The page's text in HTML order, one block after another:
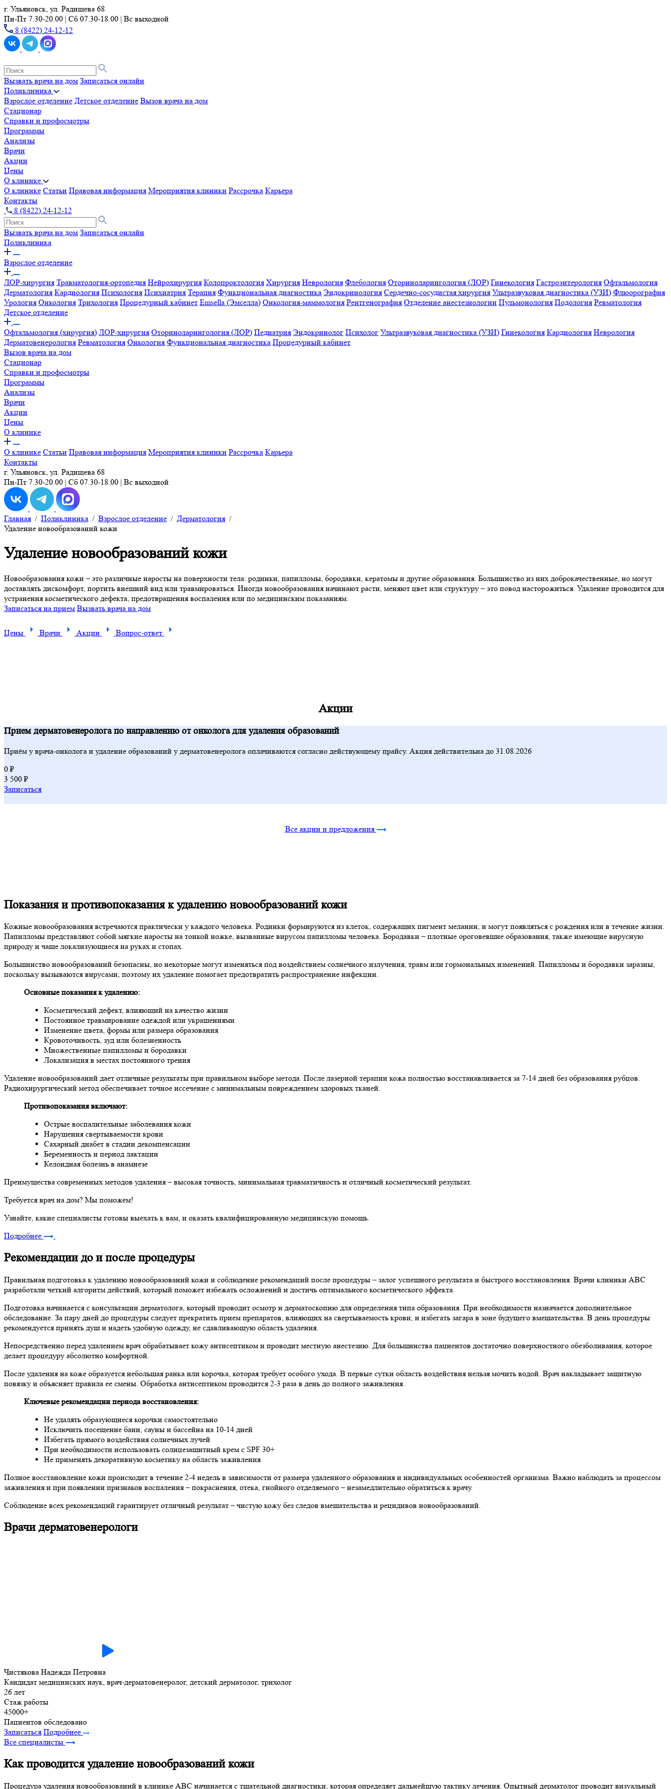
г. Ульяновск, ул. Радищева 68
Пн-Пт 7.30-20.00 | Сб 07.30-18.00 | Вс выходной
8 (8422) 24-12-12
Вызвать врача на дом Записаться онлайн
Поликлиника
Взрослое отделение Детское отделение Вызов врача на дом
Стационар
Справки и профосмотры
Программы
Анализы
Врачи
Акции
Цены
О клинике
О клинике Статьи Правовая информация Мероприятия клиники Рассрочка Карьера
Контакты
8 (8422) 24-12-12
Вызвать врача на дом Записаться онлайн
Поликлиника
Взрослое отделение
ЛОР-хирургия Травматология-ортопедия Нейрохирургия Колопроктология Хирургия Неврология Флебология Оториноларингология (ЛОР) Гинекология Гастроэнтерология Офтальмология
Дерматология Кардиология Психология Психиатрия Терапия Функциональная диагностика Эндокринология Сердечно-сосудистая хирургия Ультразвуковая диагностика (УЗИ) Флюорография
Урология Онкология Трихология Процедурный кабинет Emsella (Эмселла) Онкология-маммология Рентгенография Отделение анестезиологии Пульмонология Подология Ревматология
Детское отделение
Офтальмология (хирургия) ЛОР-хирургия Оториноларингология (ЛОР) Педиатрия Эндокринолог Психолог Ультразвуковая диагностика (УЗИ) Гинекология Кардиология Неврология
Дерматовенерология Ревматология Онкология Функциональная диагностика Процедурный кабинет
Вызов врача на дом
Стационар
Справки и профосмотры
Программы
Анализы
Врачи
Акции
Цены
О клинике
О клинике Статьи Правовая информация Мероприятия клиники Рассрочка Карьера
Контакты
г. Ульяновск, ул. Радищева 68
Пн-Пт 7.30-20.00 | Сб 07.30-18.00 | Вс выходной
Главная / Поликлиника / Взрослое отделение / Дерматология /
Удаление новообразований кожи
Удаление новообразований кожи
Новообразования кожи – это различные наросты на поверхности тела: родинки, папилломы, бородавки, кератомы и другие образования. Большинство из них доброкачественные, но могут
доставлять дискомфорт, портить внешний вид или травмироваться. Иногда новообразования начинают расти, меняют цвет или структуру – это повод насторожиться. Удаление проводится для
устранения косметического дефекта, предотвращения воспаления или по медицинским показаниям.
Записаться на прием Вызвать врача на дом
Цены Врачи Акции Вопрос-ответ
Акции
Прием дерматовенеролога по направлению от онколога для удаления образований
Приём у врача-онколога и удаление образований у дерматовенеролога оплачиваются согласно действующему прайсу. Акция действительна до 31.08.2026
0 ₽
3 500 ₽
Записаться
Все акции и предложения
Показания и противопоказания к удалению новообразований кожи
Кожные новообразования встречаются практически у каждого человека. Родинки формируются из клеток, содержащих пигмент меланин, и могут появляться с рождения или в течение жизни.
Папилломы представляют собой мягкие наросты на тонкой ножке, вызванные вирусом папилломы человека. Бородавки – плотные ороговевшие образования, также имеющие вирусную
природу и чаще локализующиеся на руках и стопах.
Большинство новообразований безопасны, но некоторые могут изменяться под воздействием солнечного излучения, травм или гормональных изменений. Папилломы и бородавки заразны,
поскольку вызываются вирусами, поэтому их удаление помогает предотвратить распространение инфекции.
Основные показания к удалению:
Косметический дефект, влияющий на качество жизни
Постоянное травмирование одеждой или украшениями
Изменение цвета, формы или размера образования
Кровоточивость, зуд или болезненность
Множественные папилломы и бородавки
Локализация в местах постоянного трения
Удаление новообразований дает отличные результаты при правильном выборе метода. После лазерной терапии кожа полностью восстанавливается за 7-14 дней без образования рубцов.
Радиохирургический метод обеспечивает точное иссечение с минимальным повреждением здоровых тканей.
Противопоказания включают:
Острые воспалительные заболевания кожи
Нарушения свертываемости крови
Сахарный диабет в стадии декомпенсации
Беременность и период лактации
Келоидная болезнь в анамнезе
Преимущества современных методов удаления – высокая точность, минимальная травматичность и отличный косметический результат.
Требуется врач на дом? Мы поможем!
Узнайте, какие специалисты готовы выехать к вам, и оказать квалифицированную медицинскую помощь.
Подробнее
Рекомендации до и после процедуры
Правильная подготовка к удалению новообразований кожи и соблюдение рекомендаций после процедуры – залог успешного результата и быстрого восстановления. Врачи клиники ABC
разработали четкий алгоритм действий, который поможет избежать осложнений и достичь оптимального косметического эффекта.
Подготовка начинается с консультации дерматолога, который проводит осмотр и дерматоскопию для определения типа образования. При необходимости назначается дополнительное
обследование. За пару дней до процедуры следует прекратить прием препаратов, влияющих на свертываемость крови, и избегать загара в зоне будущего вмешательства. В день процедуры
рекомендуется принять душ и надеть удобную одежду, не сдавливающую область удаления.
Непосредственно перед удалением врач обрабатывает кожу антисептиком и проводит местную анестезию. Для большинства пациентов достаточно поверхностного обезболивания, которое
делает процедуру абсолютно комфортной.
После удаления на коже образуется небольшая ранка или корочка, которая требует особого ухода. В первые сутки область воздействия нельзя мочить водой. Врач накладывает защитную
повязку и объясняет правила ее смены. Обработка антисептиком проводится 2-3 раза в день до полного заживления.
Ключевые рекомендации периода восстановления:
Не удалять образующиеся корочки самостоятельно
Исключить посещение бани, сауны и бассейна на 10-14 дней
Избегать прямого воздействия солнечных лучей
При необходимости использовать солнцезащитный крем с SPF 30+
Не применять декоративную косметику на область заживления
Полное восстановление кожи происходит в течение 2-4 недель в зависимости от размера удаленного образования и индивидуальных особенностей организма. Важно наблюдать за процессом
заживления и при появлении признаков воспаления – покраснения, отека, гнойного отделяемого – незамедлительно обратиться к врачу.
Соблюдение всех рекомендаций гарантирует отличный результат – чистую кожу без следов вмешательства и рецидивов новообразований.
Врачи дерматовенерологи
Чистякова Надежда Петровна
Кандидат медицинских наук, врач-дерматовенеролог, детский дерматолог, трихолог
26 лет
Стаж работы
45000+
Пациентов обследовано
Записаться Подробнее
Все специалисты
Как проводится удаление новообразований кожи
Процедура удаления новообразований в клинике ABC начинается с тщательной диагностики, которая определяет дальнейшую тактику лечения. Опытный дерматолог проводит визуальный